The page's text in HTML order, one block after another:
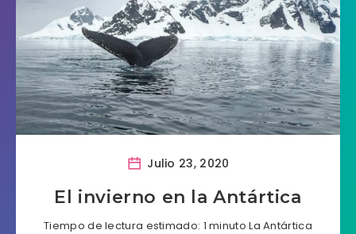
Julio 23, 2020
El invierno en la Antártica
Tiempo de lectura estimado: 1 minuto La Antártica